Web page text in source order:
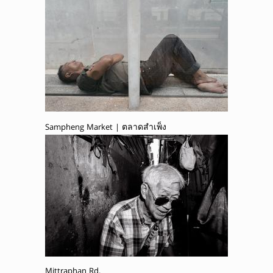
Sampheng Market | ตลาดสำเพ็ง